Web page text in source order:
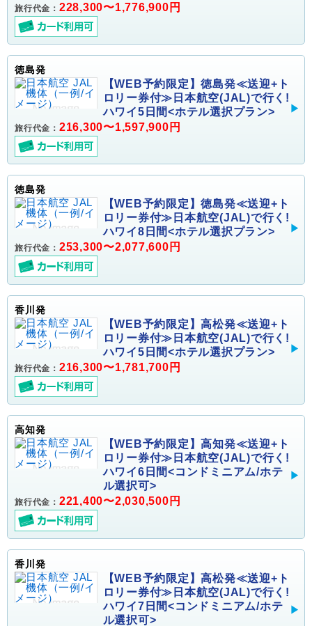
旅行代金： 228,300〜1,776,900円
徳島発
【WEB予約限定】徳島発≪送迎+ト
ロリー券付≫日本航空(JAL)で行く!
ハワイ5日間<ホテル選択プラン>
旅行代金： 216,300〜1,597,900円
徳島発
【WEB予約限定】徳島発≪送迎+ト
ロリー券付≫日本航空(JAL)で行く!
ハワイ8日間<ホテル選択プラン>
旅行代金： 253,300〜2,077,600円
香川発
【WEB予約限定】高松発≪送迎+ト
ロリー券付≫日本航空(JAL)で行く!
ハワイ5日間<ホテル選択プラン>
旅行代金： 216,300〜1,781,700円
高知発
【WEB予約限定】高知発≪送迎+ト
ロリー券付≫日本航空(JAL)で行く!
ハワイ6日間<コンドミニアム/ホテ
ル選択可>
旅行代金： 221,400〜2,030,500円
香川発
【WEB予約限定】高松発≪送迎+ト
ロリー券付≫日本航空(JAL)で行く!
ハワイ7日間<コンドミニアム/ホテ
ル選択可>